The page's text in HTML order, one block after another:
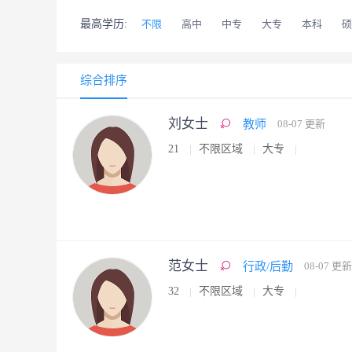
最高学历: 不限 高中 中专 大专 本科
综合排序
刘女士 教师 08-07 更新
21 不限区域 大专
范女士 行政/后勤 08-07 更新
32 不限区域 大专